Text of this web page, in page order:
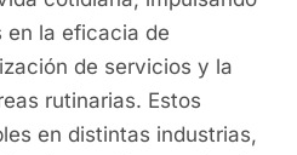
en la eficacia de
de servicios y la
rutinarias. Estos
en distintas industrias,